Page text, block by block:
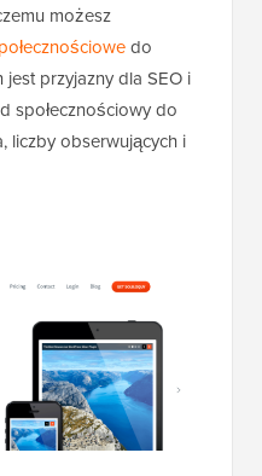
możesz
do
przyjazny dla SEO i
społecznościowy do
liczby obserwujących i